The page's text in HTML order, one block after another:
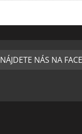
NÁJDETE NÁS NA